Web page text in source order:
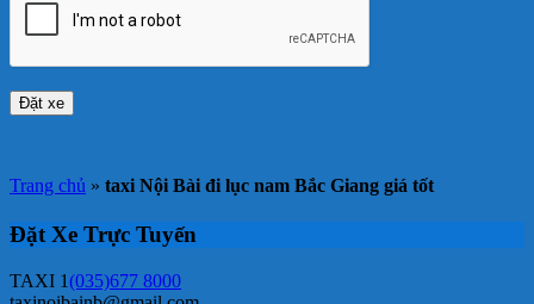
Trang chủ » taxi Nội Bài đi lục nam Bắc Giang giá tốt
Đặt Xe Trực Tuyến
TAXI 1(035)677 8000